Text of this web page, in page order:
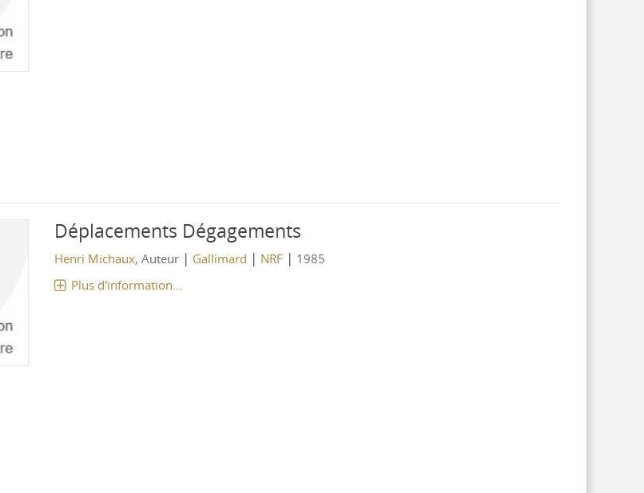
Déplacements Dégagements
Henri Michaux, Auteur | Gallimard | NRF| 1985
Plus d'information...